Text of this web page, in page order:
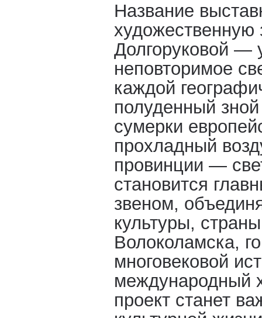
Название
Долгоруковой —
неповторимое
каждой
полуденный
сумерки
прохладный
провинции —
становится
звеном,
культуры,
Волоколамска,
многовековой
международный
проект станет